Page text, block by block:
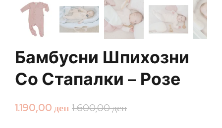
Бамбусни Шпихозни
Со Стапалки – Розе
1.600,00ден
1.190,00ден